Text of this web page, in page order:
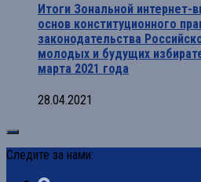
Итоги Зональной интернет-
основ конституционного
законодательства
молодых и будущих
марта 2021 года
28.04.2021
Следите за нами: